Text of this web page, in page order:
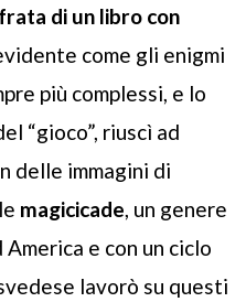
di un libro con
evidente come gli enigmi
più complessi, e lo
“gioco”, riuscì ad
delle immagini di
magicicade , un genere
e con un ciclo
svedese lavorò su questi